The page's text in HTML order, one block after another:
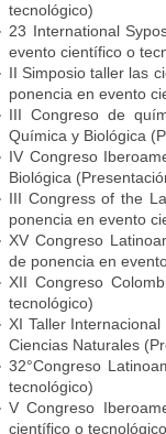
tecnológico)
23 International
evento científico o
II Simposio taller las
ponencia en evento
III Congreso de
Química y Biológica
IV Congreso
Biológica
III Congress of the
ponencia en evento
XV Congreso
de ponencia en
XII Congreso
tecnológico)
XI Taller
Ciencias Naturales
32°Congreso
tecnológico)
V Congreso
científico o